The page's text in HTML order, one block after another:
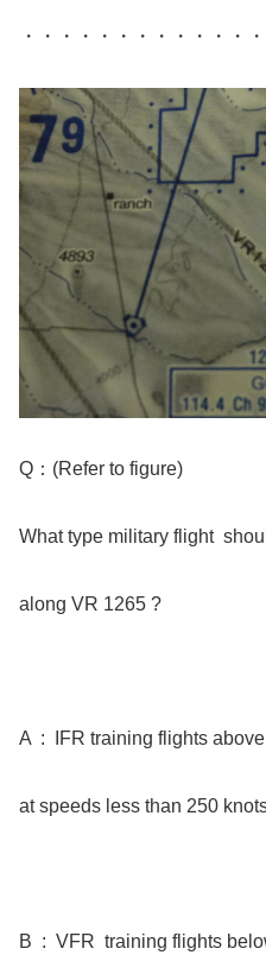
・・・・・・・・・・・・
Q：(Refer to figure)
What type military flight
along VR 1265 ?
A : IFR training flights
at speeds less than 250
B : VFR training flights